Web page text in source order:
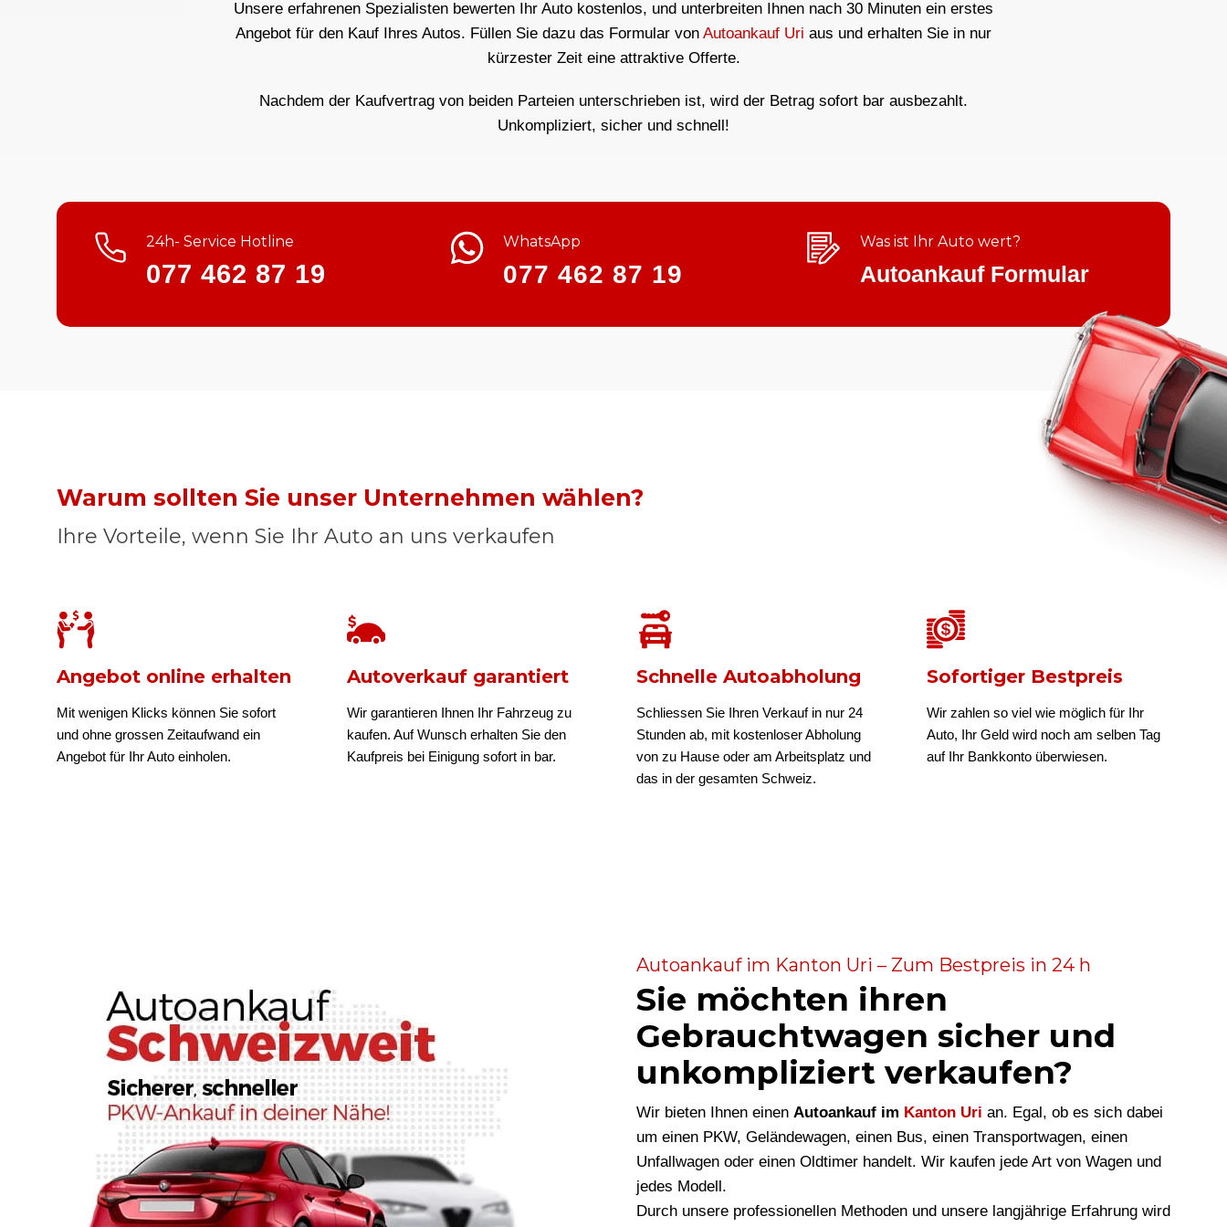
Unsere erfahrenen Spezialisten bewerten Ihr Auto kostenlos, und unterbreiten Ihnen nach 30 Minuten ein erstes
Angebot für den Kauf Ihres Autos. Füllen Sie dazu das Formular von Autoankauf Uri aus und erhalten Sie in nur
kürzester Zeit eine attraktive Offerte.
Nachdem der Kaufvertrag von beiden Parteien unterschrieben ist, wird der Betrag sofort bar ausbezahlt.
Unkompliziert, sicher und schnell!
24h- Service Hotline
077 462 87 19
WhatsApp
077 462 87 19
Was ist Ihr Auto wert?
Autoankauf Formular
Warum sollten Sie unser Unternehmen wählen?
Ihre Vorteile, wenn Sie Ihr Auto an uns verkaufen
Angebot online erhalten
Mit wenigen Klicks können Sie sofort
und ohne grossen Zeitaufwand ein
Angebot für Ihr Auto einholen.
Autoverkauf garantiert
Wir garantieren Ihnen Ihr Fahrzeug zu
kaufen. Auf Wunsch erhalten Sie den
Kaufpreis bei Einigung sofort in bar.
Schnelle Autoabholung
Schliessen Sie Ihren Verkauf in nur 24
Stunden ab, mit kostenloser Abholung
von zu Hause oder am Arbeitsplatz und
das in der gesamten Schweiz.
Sofortiger Bestpreis
Wir zahlen so viel wie möglich für Ihr
Auto, Ihr Geld wird noch am selben Tag
auf Ihr Bankkonto überwiesen.
Autoankauf im Kanton Uri – Zum Bestpreis in 24 h
Sie möchten ihren
Gebrauchtwagen sicher und
unkompliziert verkaufen?
Wir bieten Ihnen einen Autoankauf im Kanton Uri an. Egal, ob es sich dabei
um einen PKW, Geländewagen, einen Bus, einen Transportwagen, einen
Unfallwagen oder einen Oldtimer handelt. Wir kaufen jede Art von Wagen und
jedes Modell.
Durch unsere professionellen Methoden und unsere langjährige Erfahrung wird